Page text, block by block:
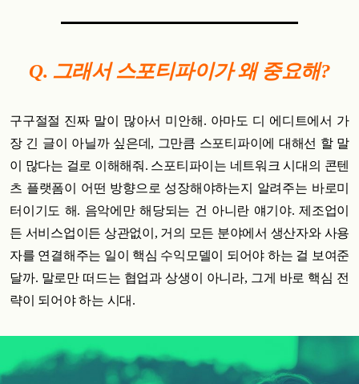
Q. 그래서 스포티파이가 왜 중요해?
구구절절 진짜 말이 많아서 미안해. 아마도 디 에디트에서 가
장 긴 글이 아닐까 싶은데, 그만큼 스포티파이에 대해선 할 말
이 많다는 걸로 이해해줘. 스포티파이는 네트워크 시대의 콘텐
츠 플랫폼이 어떤 방향으로 성장해야하는지 알려주는 바로미
터이기도 해. 음악에만 해당되는 건 아니란 얘기야. 제조업이
든 서비스업이든 상관없이, 거의 모든 분야에서 생산자와 사용
자를 연결해주는 일이 핵심 수익모델이 되어야 하는 걸 보여준
달까. 말로만 떠드는 협업과 상생이 아니라, 그게 바로 핵심 전
략이 되어야 하는 시대.